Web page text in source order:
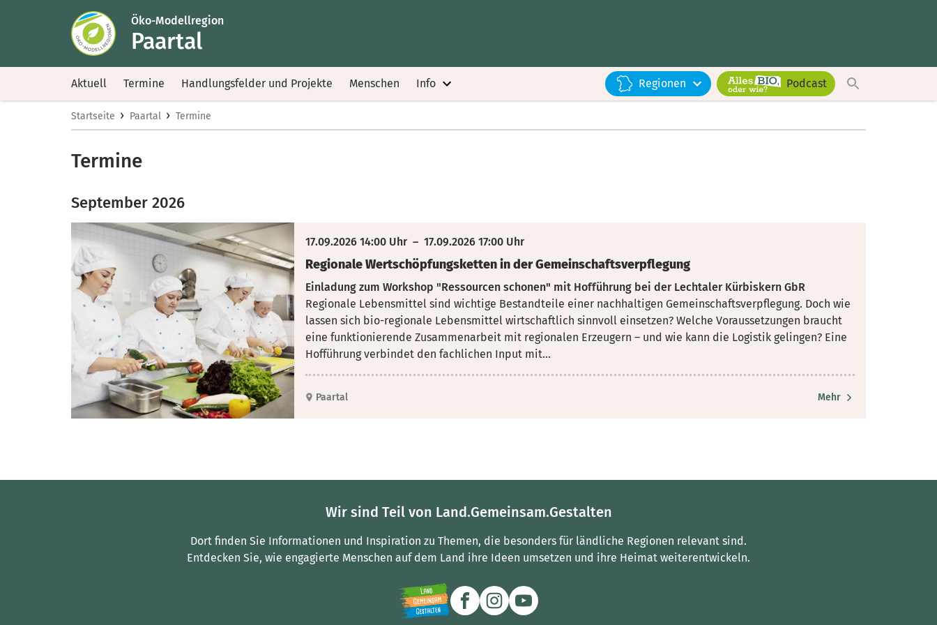
Öko-Modellregion
Paartal
Aktuell Termine Handlungsfelder und Projekte Menschen Info Regionen Podcast
Startseite › Paartal › Termine
Termine
September 2026
17.09.2026 14:00 Uhr– 17.09.2026 17:00 Uhr
Regionale Wertschöpfungsketten in der Gemeinschaftsverpflegung
Einladung zum Workshop "Ressourcen schonen" mit Hofführung bei der Lechtaler Kürbiskern GbR
Regionale Lebensmittel sind wichtige Bestandteile einer nachhaltigen Gemeinschaftsverpflegung. Doch wie
lassen sich bio-regionale Lebensmittel wirtschaftlich sinnvoll einsetzen? Welche Voraussetzungen braucht
eine funktionierende Zusammenarbeit mit regionalen Erzeugern – und wie kann die Logistik gelingen? Eine
Hofführung verbindet den fachlichen Input mit...
Paartal Mehr
Wir sind Teil von Land.Gemeinsam.Gestalten
Dort finden Sie Informationen und Inspiration zu Themen, die besonders für ländliche Regionen relevant sind.
Entdecken Sie, wie engagierte Menschen auf dem Land ihre Ideen umsetzen und ihre Heimat weiterentwickeln.